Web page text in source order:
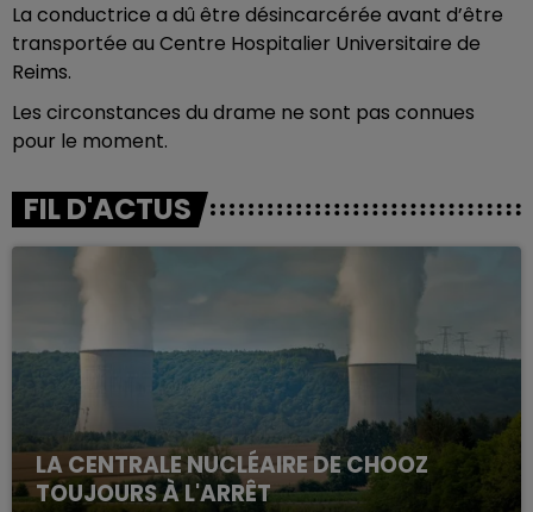
La conductrice a dû être désincarcérée avant d’être
transportée au Centre Hospitalier Universitaire de
Reims.
Les circonstances du drame ne sont pas connues
pour le moment.
FIL D'ACTUS
LA CENTRALE NUCLÉAIRE DE CHOOZ
TOUJOURS À L'ARRÊT